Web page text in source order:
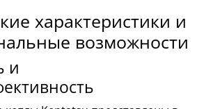
характеристики и
возможности
и